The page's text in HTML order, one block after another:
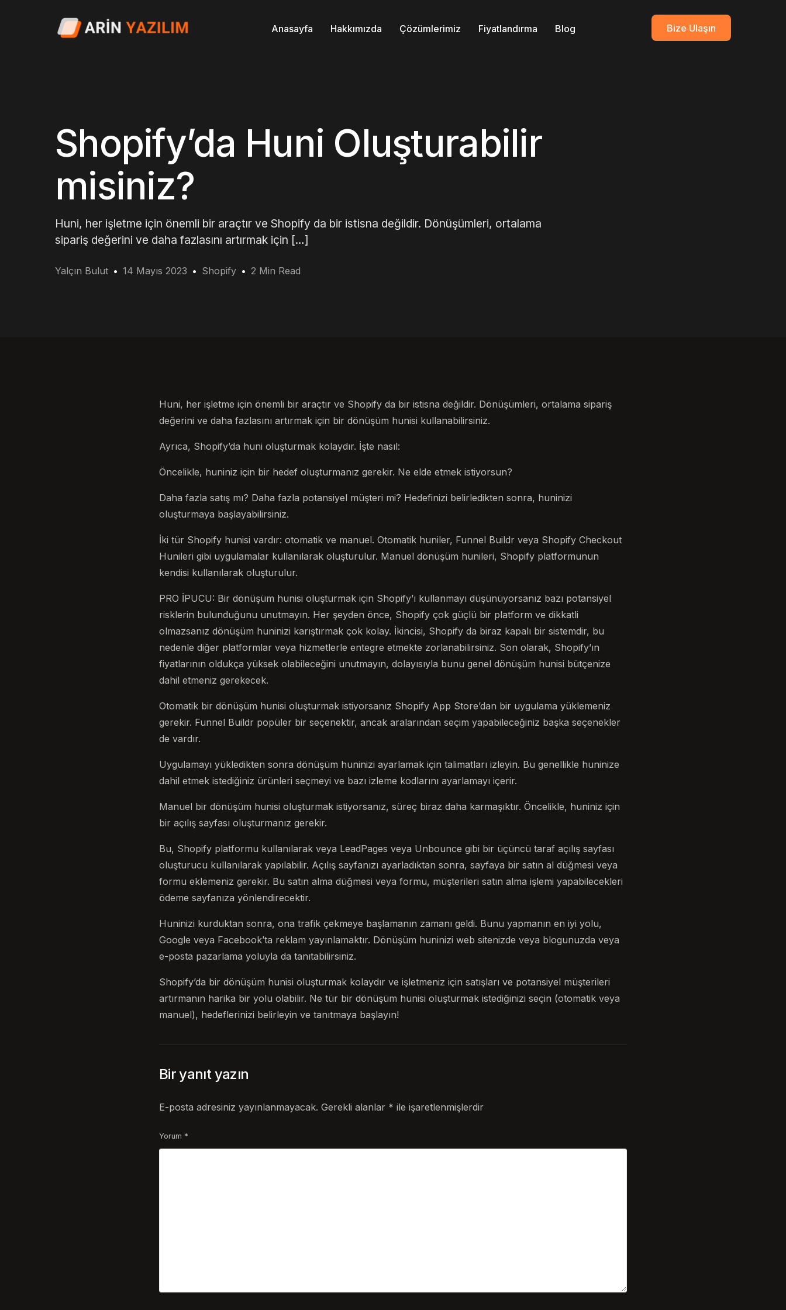
Anasayfa Hakkımızda Çözümlerimiz Fiyatlandırma Blog Bize Ulaşın
Shopify’da Huni Oluşturabilir
misiniz?
Huni, her işletme için önemli bir araçtır ve Shopify da bir istisna değildir. Dönüşümleri, ortalama
sipariş değerini ve daha fazlasını artırmak için […]
Yalçın Bulut 14 Mayıs 2023 Shopify 2 Min Read
Huni, her işletme için önemli bir araçtır ve Shopify da bir istisna değildir. Dönüşümleri, ortalama sipariş
değerini ve daha fazlasını artırmak için bir dönüşüm hunisi kullanabilirsiniz.
Ayrıca, Shopify’da huni oluşturmak kolaydır. İşte nasıl:
Öncelikle, huniniz için bir hedef oluşturmanız gerekir. Ne elde etmek istiyorsun?
Daha fazla satış mı? Daha fazla potansiyel müşteri mi? Hedefinizi belirledikten sonra, huninizi
oluşturmaya başlayabilirsiniz.
İki tür Shopify hunisi vardır: otomatik ve manuel. Otomatik huniler, Funnel Buildr veya Shopify Checkout
Hunileri gibi uygulamalar kullanılarak oluşturulur. Manuel dönüşüm hunileri, Shopify platformunun
kendisi kullanılarak oluşturulur.
PRO İPUCU: Bir dönüşüm hunisi oluşturmak için Shopify’ı kullanmayı düşünüyorsanız bazı potansiyel
risklerin bulunduğunu unutmayın. Her şeyden önce, Shopify çok güçlü bir platform ve dikkatli
olmazsanız dönüşüm huninizi karıştırmak çok kolay. İkincisi, Shopify da biraz kapalı bir sistemdir, bu
nedenle diğer platformlar veya hizmetlerle entegre etmekte zorlanabilirsiniz. Son olarak, Shopify’ın
fiyatlarının oldukça yüksek olabileceğini unutmayın, dolayısıyla bunu genel dönüşüm hunisi bütçenize
dahil etmeniz gerekecek.
Otomatik bir dönüşüm hunisi oluşturmak istiyorsanız Shopify App Store’dan bir uygulama yüklemeniz
gerekir. Funnel Buildr popüler bir seçenektir, ancak aralarından seçim yapabileceğiniz başka seçenekler
de vardır.
Uygulamayı yükledikten sonra dönüşüm huninizi ayarlamak için talimatları izleyin. Bu genellikle huninize
dahil etmek istediğiniz ürünleri seçmeyi ve bazı izleme kodlarını ayarlamayı içerir.
Manuel bir dönüşüm hunisi oluşturmak istiyorsanız, süreç biraz daha karmaşıktır. Öncelikle, huniniz için
bir açılış sayfası oluşturmanız gerekir.
Bu, Shopify platformu kullanılarak veya LeadPages veya Unbounce gibi bir üçüncü taraf açılış sayfası
oluşturucu kullanılarak yapılabilir. Açılış sayfanızı ayarladıktan sonra, sayfaya bir satın al düğmesi veya
formu eklemeniz gerekir. Bu satın alma düğmesi veya formu, müşterileri satın alma işlemi yapabilecekleri
ödeme sayfanıza yönlendirecektir.
Huninizi kurduktan sonra, ona trafik çekmeye başlamanın zamanı geldi. Bunu yapmanın en iyi yolu,
Google veya Facebook’ta reklam yayınlamaktır. Dönüşüm huninizi web sitenizde veya blogunuzda veya
e-posta pazarlama yoluyla da tanıtabilirsiniz.
Shopify’da bir dönüşüm hunisi oluşturmak kolaydır ve işletmeniz için satışları ve potansiyel müşterileri
artırmanın harika bir yolu olabilir. Ne tür bir dönüşüm hunisi oluşturmak istediğinizi seçin (otomatik veya
manuel), hedeflerinizi belirleyin ve tanıtmaya başlayın!
Bir yanıt yazın
E-posta adresiniz yayınlanmayacak. Gerekli alanlar * ile işaretlenmişlerdir
Yorum *